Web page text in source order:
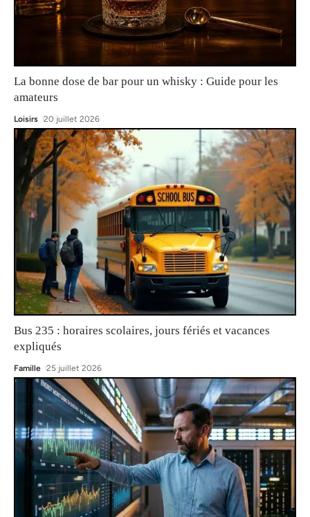
La bonne dose de bar pour un whisky : Guide pour les
amateurs
Loisirs 20 juillet 2026
Bus 235 : horaires scolaires, jours fériés et vacances
expliqués
Famille 25 juillet 2026